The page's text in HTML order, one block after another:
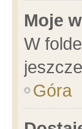
Moje
W
Góra